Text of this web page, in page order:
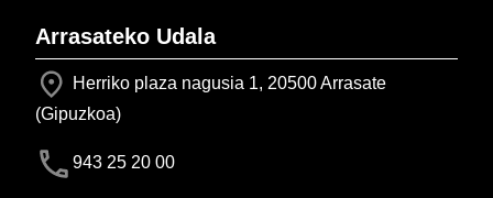
Arrasateko Udala
Herriko plaza nagusia 1, 20500 Arrasate
(Gipuzkoa)
943 25 20 00